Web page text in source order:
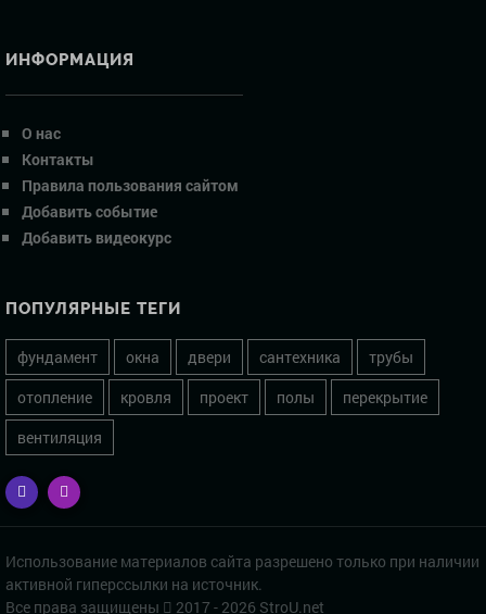
ИНФОРМАЦИЯ
О нас
Контакты
Правила пользования сайтом
Добавить событие
Добавить видеокурс
ПОПУЛЯРНЫЕ ТЕГИ
фундамент окна двери сантехника
трубы
отопление
кровля проект полы
перекрытие
вентиляция
Использование материалов сайта разрешено только при наличии
активной гиперссылки на источник.
Все права защищены
2017 - 2026 StroU.net